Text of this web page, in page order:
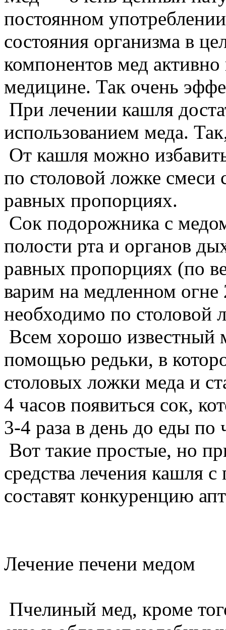
постоянном
состояния организма в
компонентов мед активно
медицине. Так очень
При лечении кашля
использованием меда.
От кашля можно
по столовой ложке смеси
равных пропорциях.
Сок подорожника с
полости рта и органов
равных пропорциях (по
варим на медленном
необходимо по столовой
Всем хорошо известный
помощью редьки, в
столовых ложки меда и
4 часов появиться сок,
3-4 раза в день до еды по
Вот такие простые, но
средства лечения кашля
составят конкуренцию
Лечение печени медом
Пчелиный мед, кроме